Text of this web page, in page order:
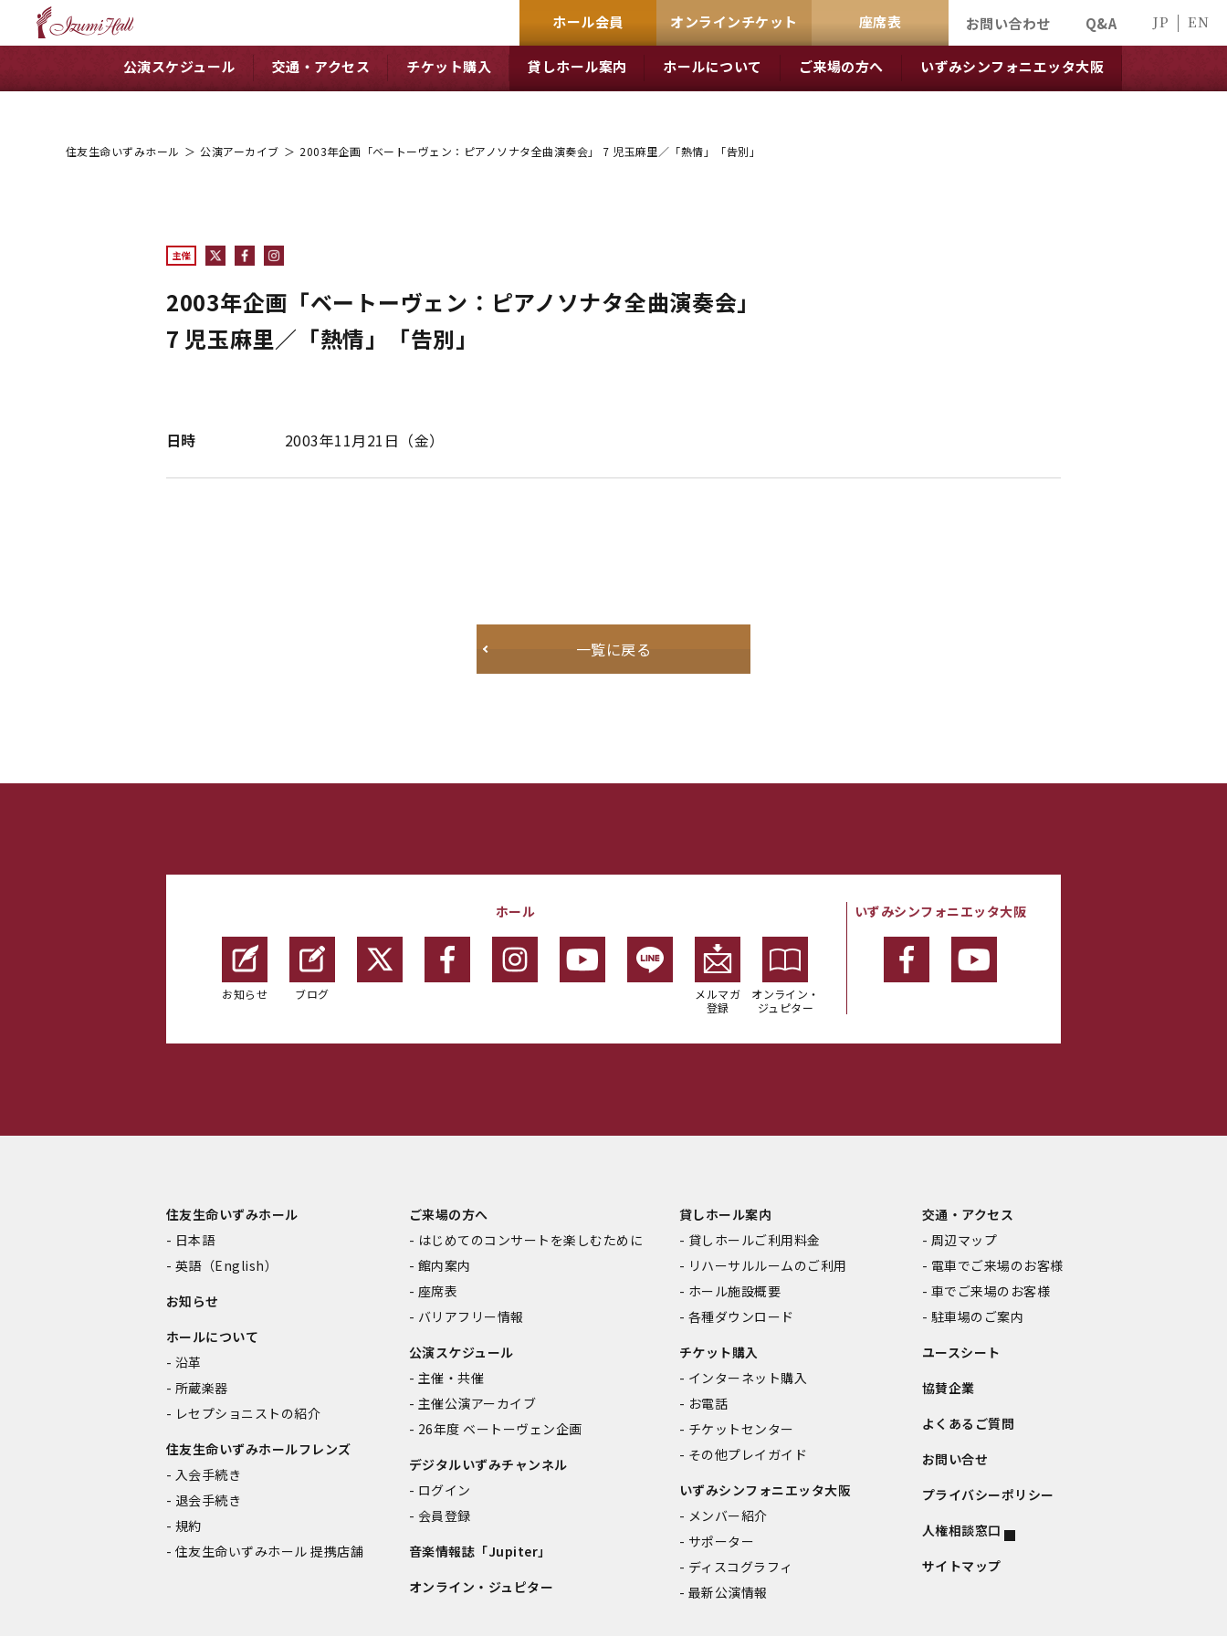
ホール会員 オンラインチケット 座席表 お問い合わせ Q&A JP EN
公演スケジュール 交通・アクセス チケット購入 貸しホール案内 ホールについて ご来場の方へ いずみシンフォニエッタ大阪
住友生命いずみホール ＞ 公演アーカイブ ＞ 2003年企画「ベートーヴェン：ピアノソナタ全曲演奏会」 7 児玉麻里／「熱情」「告別」
主催
2003年企画「ベートーヴェン：ピアノソナタ全曲演奏会」
7 児玉麻里／「熱情」「告別」
日時 2003年11月21日（金）
一覧に戻る
ホール
お知らせ ブログ
メルマガ
登録
オンライン・
ジュピター
いずみシンフォニエッタ大阪
住友生命いずみホール
日本語
英語（English）
お知らせ
ホールについて
沿革
所蔵楽器
レセプショニストの紹介
住友生命いずみホールフレンズ
入会手続き
退会手続き
規約
住友生命いずみホール 提携店舗
ご来場の方へ
はじめてのコンサートを楽しむために
館内案内
座席表
バリアフリー情報
公演スケジュール
主催・共催
主催公演アーカイブ
26年度 ベートーヴェン企画
デジタルいずみチャンネル
ログイン
会員登録
音楽情報誌「Jupiter」
オンライン・ジュピター
貸しホール案内
貸しホールご利用料金
リハーサルルームのご利用
ホール施設概要
各種ダウンロード
チケット購入
インターネット購入
お電話
チケットセンター
その他プレイガイド
いずみシンフォニエッタ大阪
メンバー紹介
サポーター
ディスコグラフィ
最新公演情報
交通・アクセス
周辺マップ
電車でご来場のお客様
車でご来場のお客様
駐車場のご案内
ユースシート
協賛企業
よくあるご質問
お問い合せ
プライバシーポリシー
人権相談窓口
サイトマップ